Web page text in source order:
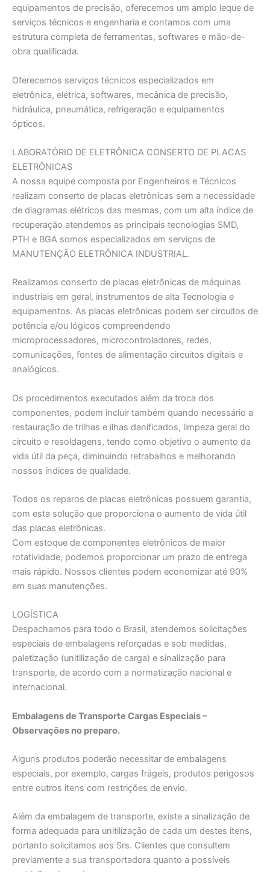
equipamentos de precisão, oferecemos um amplo leque de
serviços técnicos e engenharia e contamos com uma
estrutura completa de ferramentas, softwares e mão-de-
obra qualificada.
Oferecemos serviços técnicos especializados em
eletrônica, elétrica, softwares, mecânica de precisão,
hidráulica, pneumática, refrigeração e equipamentos
ópticos.
LABORATÓRIO DE ELETRÔNICA CONSERTO DE PLACAS
ELETRÔNICAS
A nossa equipe composta por Engenheiros e Técnicos
realizam conserto de placas eletrônicas sem a necessidade
de diagramas elétricos das mesmas, com um alta índice de
recuperação atendemos as principais tecnologias SMD,
PTH e BGA somos especializados em serviços de
MANUTENÇĀO ELETRÔNICA INDUSTRIAL.
Realizamos conserto de placas eletrônicas de máquinas
industriais em geral, instrumentos de alta Tecnologia e
equipamentos. As placas eletrônicas podem ser circuitos de
potência e/ou lógicos compreendendo
microprocessadores, microcontroladores, redes,
comunicações, fontes de alimentação circuitos digitais e
analógicos.
Os procedimentos executados além da troca dos
componentes, podem incluir também quando necessário a
restauração de trilhas e ilhas danificados, limpeza geral do
circuito e resoldagens, tendo como objetivo o aumento da
vida útil da peça, diminuindo retrabalhos e melhorando
nossos índices de qualidade.
Todos os reparos de placas eletrônicas possuem garantia,
com esta solução que proporciona o aumento de vida útil
das placas eletrônicas.
Com estoque de componentes eletrônicos de maior
rotatividade, podemos proporcionar um prazo de entrega
mais rápido. Nossos clientes podem economizar até 90%
em suas manutenções.
LOGÍSTICA
Despachamos para todo o Brasil, atendemos solicitações
especiais de embalagens reforçadas e sob medidas,
paletizaçāo (unitilizaçāo de carga) e sinalização para
transporte, de acordo com a normatização nacional e
internacional.
Embalagens de Transporte Cargas Especiais –
Observações no preparo.
Alguns produtos poderão necessitar de embalagens
especiais, por exemplo, cargas frágeis, produtos perigosos
entre outros itens com restrições de envio.
Além da embalagem de transporte, existe a sinalização de
forma adequada para unitilizaçāo de cada um destes itens,
portanto solicitamos aos Srs. Clientes que consultem
previamente a sua transportadora quanto a possíveis